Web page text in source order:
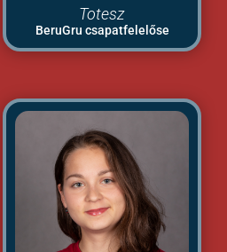
Totesz
BeruGru csapatfelelőse